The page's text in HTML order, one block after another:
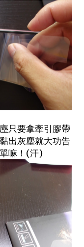
只要拿牽引膠帶
出灰塵就大功告
嘛！(汗)